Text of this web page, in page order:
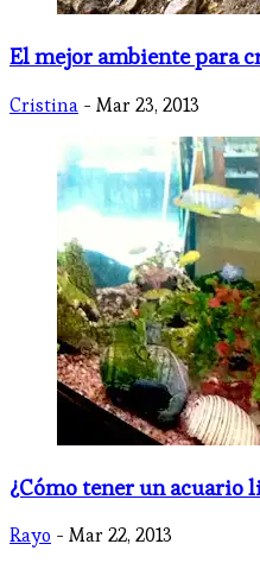
El mejor ambiente para
Cristina - Mar 23, 2013
¿Cómo tener un acuario
Rayo - Mar 22, 2013